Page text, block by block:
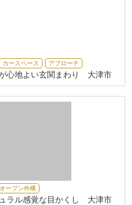
カースペース アプローチ
心地よい玄関まわり 大津市
オープン外構
ラル感覚な目かくし 大津市